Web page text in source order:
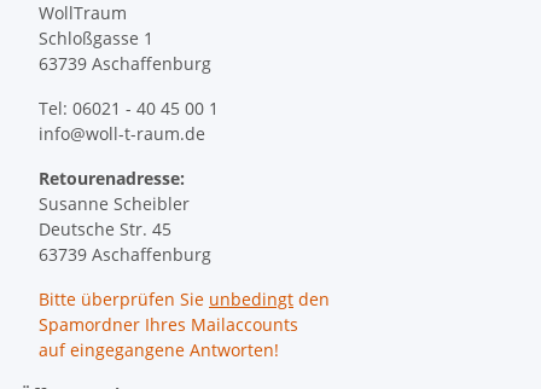
WollTraum
Schloßgasse 1
63739 Aschaffenburg
Tel: 06021 - 40 45 00 1
info@woll-t-raum.de
Retourenadresse:
Susanne Scheibler
Deutsche Str. 45
63739 Aschaffenburg
Bitte überprüfen Sie unbedingt den
Spamordner Ihres Mailaccounts
auf eingegangene Antworten!